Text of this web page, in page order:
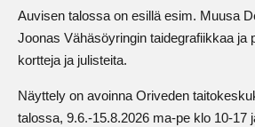
Auvisen talossa on esillä esim. Muusa
Joonas Vähäsöyringin taidegrafiikkaa ja
kortteja ja julisteita.
Näyttely on avoinna Oriveden
talossa, 9.6.-15.8.2026 ma-pe klo 10-17